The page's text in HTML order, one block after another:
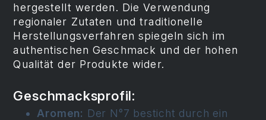
hergestellt werden. Die Verwendung
regionaler Zutaten und traditionelle
Herstellungsverfahren spiegeln sich im
authentischen Geschmack und der hohen
Qualität der Produkte wider.
Geschmacksprofil:
Aromen: Der N°7 besticht durch ein